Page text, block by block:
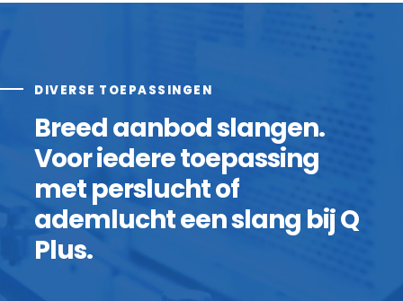
DIVERSE TOEPASSINGEN
Breed aanbod slangen.
Voor iedere toepassing
met perslucht of
ademlucht een slang bij Q
Plus.